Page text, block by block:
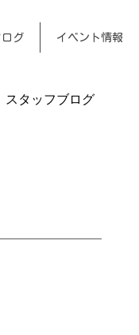
グ イベント情報
スタッフブログ